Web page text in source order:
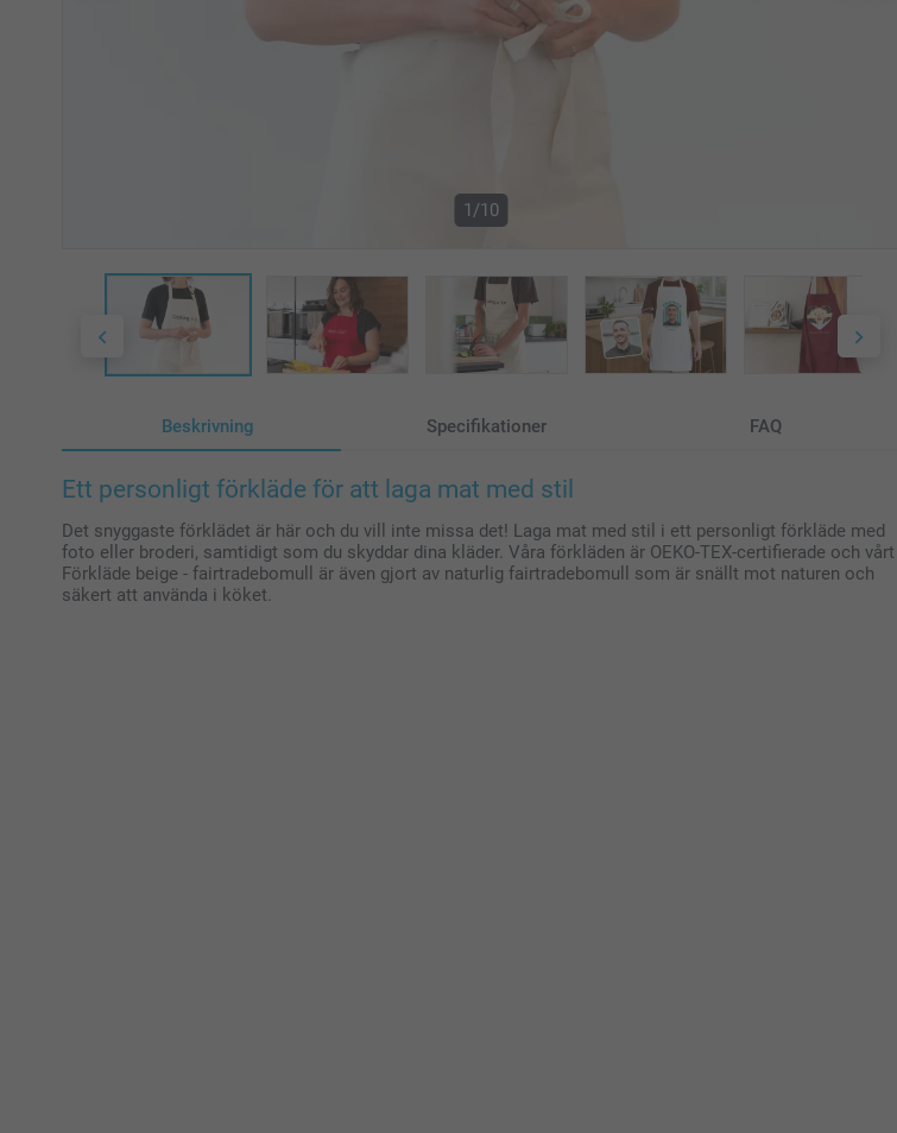
1/10
Beskrivning Specifikationer FAQ
Ett personligt förkläde för att laga mat med stil
Det snyggaste förklädet är här och du vill inte missa det! Laga mat med stil i ett personligt förkläde med
foto eller broderi, samtidigt som du skyddar dina kläder. Våra förkläden är OEKO-TEX-certifierade och vårt
Förkläde beige - fairtradebomull är även gjort av naturlig fairtradebomull som är snällt mot naturen och
säkert att använda i köket.